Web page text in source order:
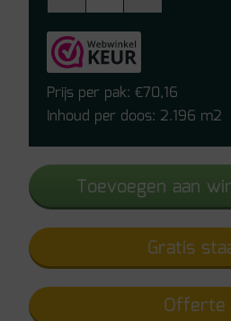
Click
PVC
5002
aantal
Prijs per pak:€70,16
Inhoud per doos: 2.196 m2
Toevoegen aan
Gratis
Offerte